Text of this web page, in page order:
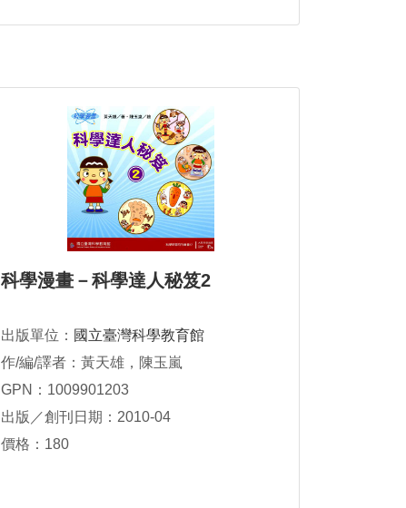
科學漫畫－科學達人秘笈2
出版單位： 國立臺灣科學教育館
作/編/譯者：黃天雄，陳玉嵐
GPN：1009901203
出版／創刊日期：2010-04
價格：180